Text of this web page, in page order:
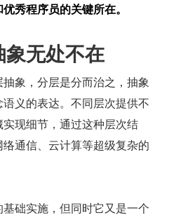
秀程序员的关键所在。
无处不在
象，分层是分而治之，抽象
义的表达。不同层次提供不
现细节，通过这种层次结
通信、云计算等超级复杂的
础实施，但同时它又是一个